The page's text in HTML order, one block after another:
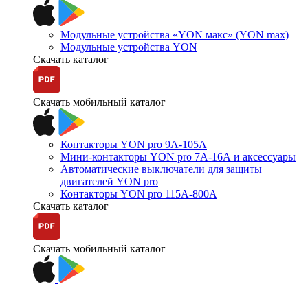
Модульные устройства «YON макс» (YON max)
Модульные устройства YON
Скачать каталог
Скачать мобильный каталог
Контакторы YON pro 9А-105А
Мини-контакторы YON pro 7А-16А и аксессуары
Автоматические выключатели для защиты
двигателей YON pro
Контакторы YON pro 115А-800А
Скачать каталог
Скачать мобильный каталог